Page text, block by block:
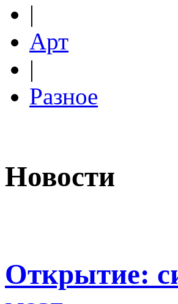
|
Арт
|
Разное
Новости
Открытие: